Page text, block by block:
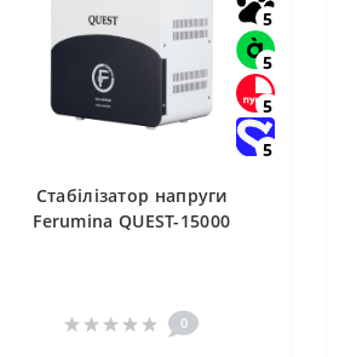
5
5
5
5
Стабілізатор напруги
Ferumina QUEST-15000
0